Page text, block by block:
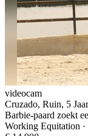
videocam
Cruzado, Ruin, 5
Barbie-paard zoekt
Working Equitation ·